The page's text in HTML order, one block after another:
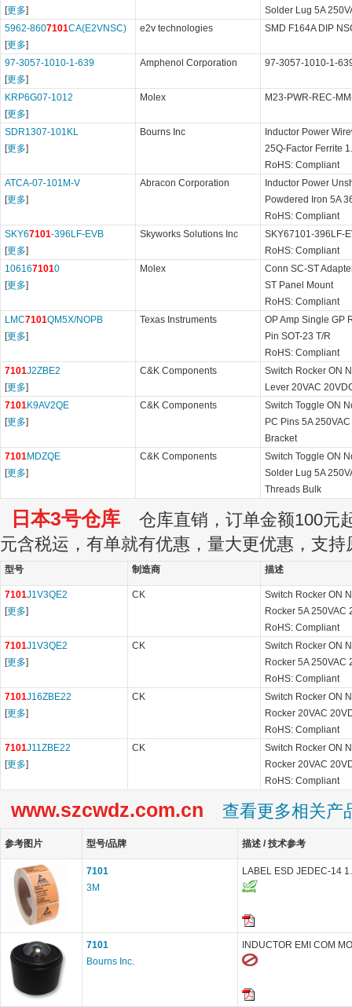
[更多]
Solder Lug 5A
5962-8607101CA(E2VNSC)
[更多]
e2v technologies SMD F164A DIP
97-3057-1010-1-639
[更多]
Amphenol Corporation 97-3057-1010-1-
KRP6G07-1012
[更多]
Molex M23-PWR-REC-
SDR1307-101KL
[更多]
Bourns Inc
Inductor Power
25Q-Factor Ferrite
RoHS: Compliant
ATCA-07-101M-V
[更多]
Abracon Corporation
Inductor Power
Powdered Iron 5A
RoHS: Compliant
SKY67101-396LF-EVB
[更多]
Skyworks Solutions Inc
SKY67101-396LF-
RoHS: Compliant
1061671010
[更多]
Molex
Conn SC-ST
ST Panel Mount
RoHS: Compliant
LMC7101QM5X/NOPB
[更多]
Texas Instruments
OP Amp Single GP
Pin SOT-23 T/R
RoHS: Compliant
7101J2ZBE2
[更多]
C&K Components
Switch Rocker ON
Lever 20VAC
7101K9AV2QE
[更多]
C&K Components
Switch Toggle ON
PC Pins 5A
Bracket
7101MDZQE
[更多]
C&K Components
Switch Toggle ON
Solder Lug 5A
Threads Bulk
日本3号仓库 仓库直销，订单金额100元
元含税运，有单就有优惠，量大更优惠，支持
型号 制造商 描述
7101J1V3QE2
[更多]
CK
Switch Rocker ON
Rocker 5A 250VAC
RoHS: Compliant
7101J1V3QE2
[更多]
CK
Switch Rocker ON
Rocker 5A 250VAC
RoHS: Compliant
7101J16ZBE22
[更多]
CK
Switch Rocker ON
Rocker 20VAC
RoHS: Compliant
7101J11ZBE22
[更多]
CK
Switch Rocker ON
Rocker 20VAC
RoHS: Compliant
www.szcwdz.com.cn 查看更多相关产
参考图片 型号/品牌 描述 / 技术参考
7101
3M
LABEL ESD JEDEC-14
7101
Bourns Inc.
INDUCTOR EMI COM